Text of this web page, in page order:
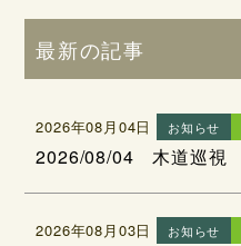
最新の記事
2026年08月04日 お知らせ
2026/08/04 木道巡視
2026年08月03日 お知らせ